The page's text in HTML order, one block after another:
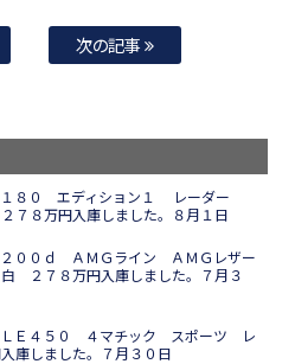
次の記事
８０ エディション１ レーダー
８万円入庫しました。８月１日
００ｄ ＡＭＧライン ＡＭＧレザー
２７８万円入庫しました。７月３
Ｅ４５０ ４マチック スポーツ レ
しました。７月３０日